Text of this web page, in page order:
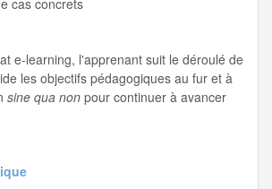
cas concrets
e-learning, l'apprenant suit le déroulé de
les objectifs pédagogiques au fur et à
sine qua non pour continuer à avancer